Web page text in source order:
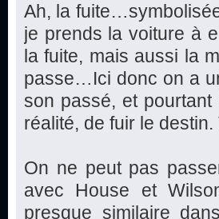
Ah, la
je prends la voiture à
la fuite, mais aussi la
passe…Ici donc on a
son passé, et
réalité, de fuir le
On ne peut pas
avec House et
presque similaire